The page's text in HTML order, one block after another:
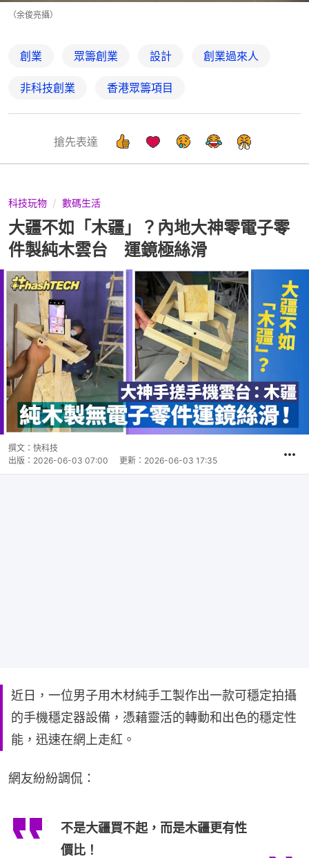
（余俊亮攝）
創業 眾籌創業 設計 創業過來人
非科技創業 香港眾籌項目
搶先表達
科技玩物 數碼生活
大疆不如「木疆」？內地大神零電子零
件製純木雲台 運鏡極絲滑
撰文： 快科技
出版： 2026-06-03 07:00 更新： 2026-06-03 17:35
近日，一位男子用木材純手工製作出一款可穩定拍攝
的手機穩定器設備，憑藉靈活的轉動和出色的穩定性
能，迅速在網上走紅。
網友紛紛調侃：
不是大疆買不起，而是木疆更有性
價比！